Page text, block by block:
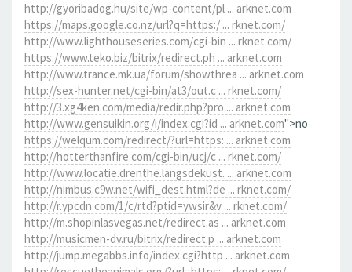
http://gyoribadog.hu/site/wp-content/pl ... arknet.com
https://maps.google.co.nz/url?q=https:/ ... rknet.com/
http://www.lighthouseseries.com/cgi-bin ... rknet.com/
https://www.teko.biz/bitrix/redirect.ph ... arknet.com
http://www.trance.mk.ua/forum/showthrea ... arknet.com
http://sex-hunter.net/cgi-bin/at3/out.c ... rknet.com/
http://3.xg4ken.com/media/redir.php?pro ... arknet.com
http://www.gensuikin.org/i/index.cgi?id ... arknet.com">no
https://welqum.com/redirect/?url=https: ... arknet.com
http://hotterthanfire.com/cgi-bin/ucj/c ... rknet.com/
http://www.locatie.drenthe.langsdekust. ... arknet.com
http://nimbus.c9w.net/wifi_dest.html?de ... rknet.com/
http://r.ypcdn.com/1/c/rtd?ptid=ywsir&v ... rknet.com/
http://m.shopinlasvegas.net/redirect.as ... arknet.com
http://musicmen-dv.ru/bitrix/redirect.p ... arknet.com
http://jump.megabbs.info/index.cgi?http ... arknet.com